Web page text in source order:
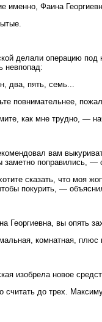
именно, Фаина
делали операцию под
невпопад:
два, пять, семь...
повнимательнее,
как мне трудно, —
вам
заметно поправились, —
сказать, что моя
покурить, —
Георгиевна, вы опять
комнатная, плюс
изобрела новое
до трех.